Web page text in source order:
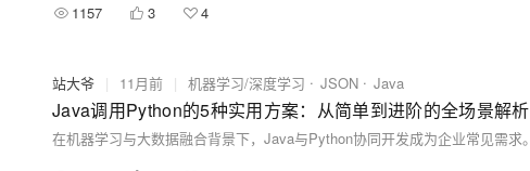
1157
3 4
站大爷 | 11月前 | 机器学习/深度学习 JSON Java
Java调用Python的5种实用方案：从简单到进阶的全场景解析